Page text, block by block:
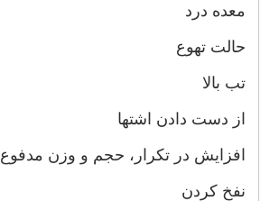
معده درد
حالت تهوع
تب بالا
از دست دادن اشتها
افزایش در تکرار، حجم و وزن مدفوع
نفخ کردن